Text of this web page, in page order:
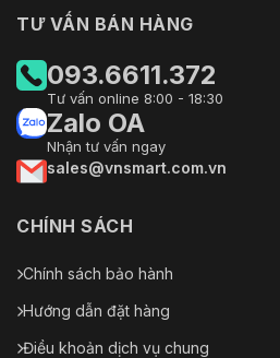
TƯ VẤN BÁN HÀNG
093.6611.372
Tư vấn online 8:00 - 18:30
Zalo OA
Nhận tư vấn ngay
sales@vnsmart.com.vn
CHÍNH SÁCH
Chính sách bảo hành
Hướng dẫn đặt hàng
Điều khoản dịch vụ chung